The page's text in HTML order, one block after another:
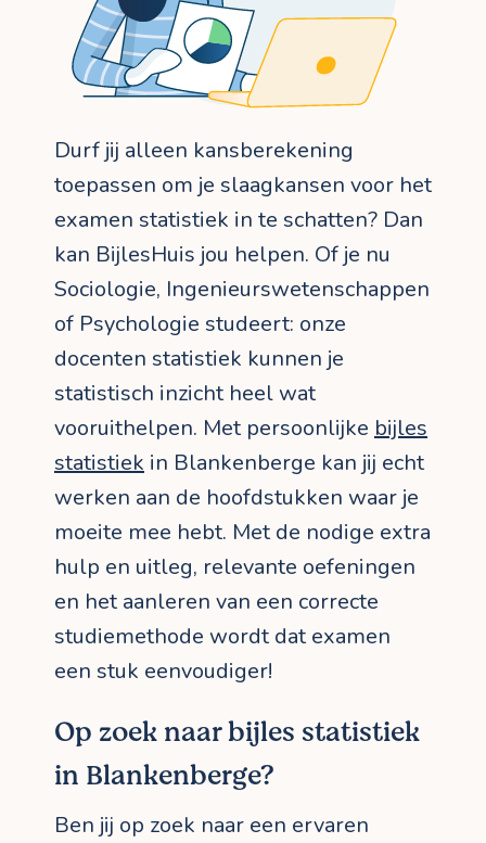
Durf jij alleen kansberekening
toepassen om je slaagkansen voor het
examen statistiek in te schatten? Dan
kan BijlesHuis jou helpen. Of je nu
Sociologie, Ingenieurswetenschappen
of Psychologie studeert: onze
docenten statistiek kunnen je
statistisch inzicht heel wat
vooruithelpen. Met persoonlijke bijles
statistiek in Blankenberge kan jij echt
werken aan de hoofdstukken waar je
moeite mee hebt. Met de nodige extra
hulp en uitleg, relevante oefeningen
en het aanleren van een correcte
studiemethode wordt dat examen
een stuk eenvoudiger!
Op zoek naar bijles statistiek
in Blankenberge?
Ben jij op zoek naar een ervaren